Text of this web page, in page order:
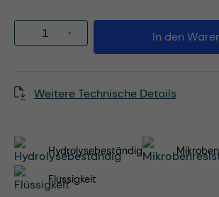
Produkt Anzahl: Gib den
In den
Weitere Technische Details
Hydrolysebeständig
Flüssigkeit